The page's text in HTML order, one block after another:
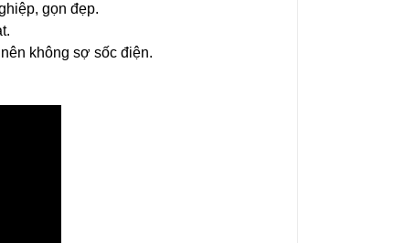
gọn đẹp.
không sợ sốc điện.